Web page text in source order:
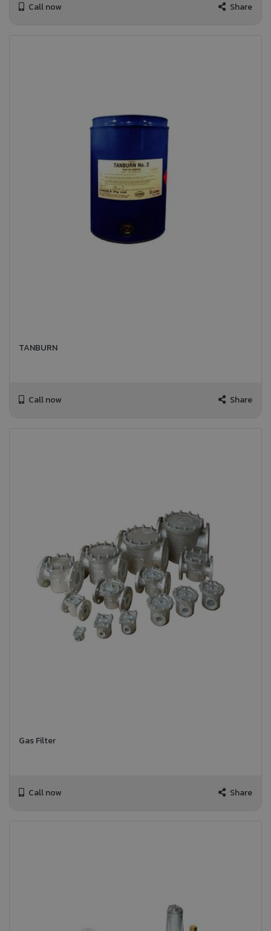
Call now Share
TANBURN
Call now Share
Gas Filter
Call now Share